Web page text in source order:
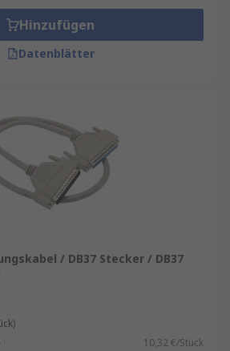
Hinzufügen
Datenblätter
/ DB37 Stecker / DB37
10,32 €/Stück